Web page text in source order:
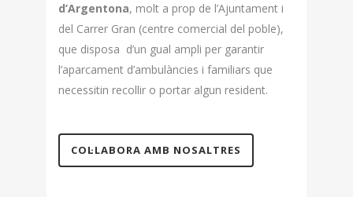
d’Argentona, molt a prop de l’Ajuntament i
del Carrer Gran (centre comercial del poble),
que disposa d’un gual ampli per garantir
l’aparcament d’ambulàncies i familiars que
necessitin recollir o portar algun resident.
COL·LABORA AMB NOSALTRES